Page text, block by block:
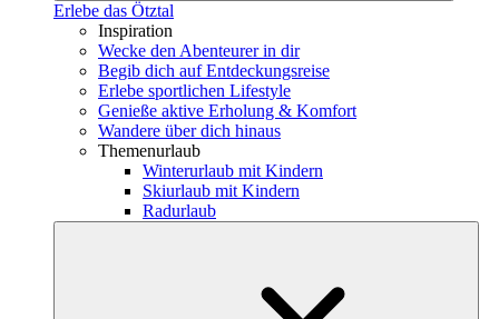
Erlebe das Ötztal
Inspiration
Wecke den Abenteurer in dir
Begib dich auf Entdeckungsreise
Erlebe sportlichen Lifestyle
Genieße aktive Erholung & Komfort
Wandere über dich hinaus
Themenurlaub
Winterurlaub mit Kindern
Skiurlaub mit Kindern
Radurlaub